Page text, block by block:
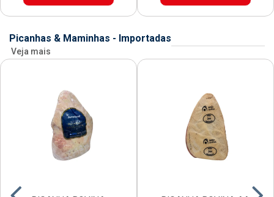
Picanhas & Maminhas - Importadas
Veja mais